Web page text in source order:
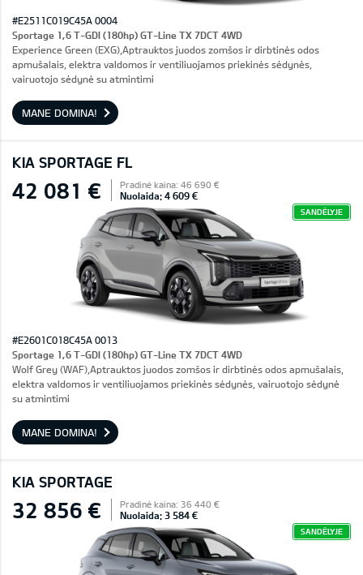
#E2511C019C45A 0004
Sportage 1,6 T-GDI (180hp) GT-Line TX 7DCT 4WD
Experience Green (EXG),Aptrauktos juodos zomšos ir dirbtinės odos
apmušalais, elektra valdomos ir ventiliuojamos priekinės sėdynės,
vairuotojo sėdynė su atmintimi
MANE DOMINA!
KIA SPORTAGE FL
42 081 € Pradinė kaina: 46 690 €
Nuolaida: 4 609 €
SANDĖLYJE
#E2601C018C45A 0013
Sportage 1,6 T-GDI (180hp) GT-Line TX 7DCT 4WD
Wolf Grey (WAF),Aptrauktos juodos zomšos ir dirbtinės odos apmušalais,
elektra valdomos ir ventiliuojamos priekinės sėdynės, vairuotojo sėdynė
su atmintimi
MANE DOMINA!
KIA SPORTAGE
32 856 € Pradinė kaina: 36 440 €
Nuolaida: 3 584 €
SANDĖLYJE